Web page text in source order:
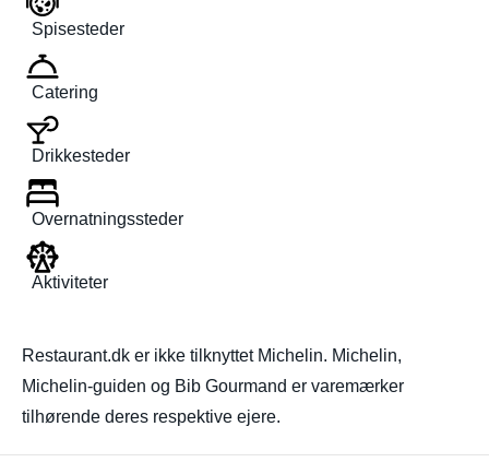
Spisesteder
Catering
Drikkesteder
Overnatningssteder
Aktiviteter
Restaurant.dk er ikke tilknyttet Michelin. Michelin,
Michelin-guiden og Bib Gourmand er varemærker
tilhørende deres respektive ejere.